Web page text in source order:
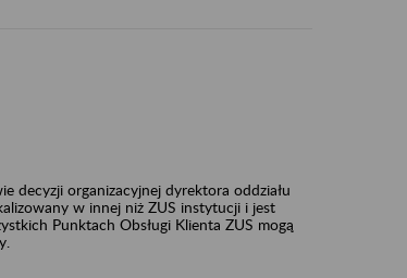
decyzji organizacyjnej dyrektora oddziału
w innej niż ZUS instytucji i jest
Punktach Obsługi Klienta ZUS mogą